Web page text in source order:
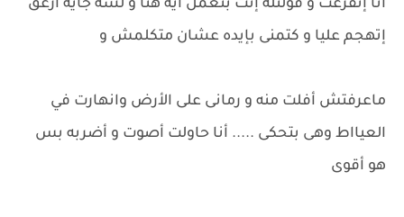
أنا إتفزعت و قولتله إنت بتعمل ايه هنا و لسه جاية أزعق
إتهجم عليا و كتمنى بإيده عشان متكلمش و
ماعرفتش أفلت منه و رمانى على الأرض وانهارت في
العيااط وهى بتحكى ..... أنا حاولت أصوت و أضربه بس
هو أقوى